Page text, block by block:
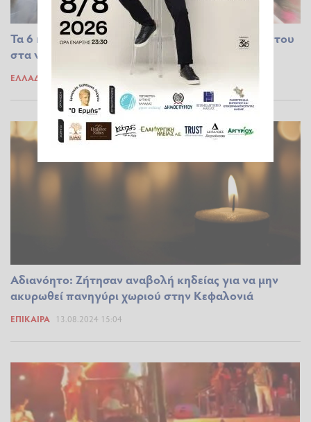
Τα 6 καλύτερα πανηγύρια του Δεκαπενταύγουστου
στα νησιά
ΕΛΛΆΔΑ
Αδιανόητο: Ζήτησαν αναβολή κηδείας για να μην
ακυρωθεί πανηγύρι χωριού στην Κεφαλονιά
ΕΠΊΚΑΙΡΑ 13.08.2024 15:04